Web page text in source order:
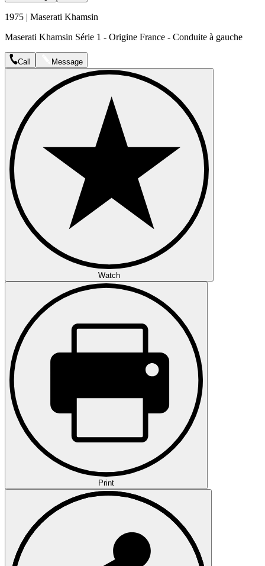
1975 | Maserati Khamsin
Maserati Khamsin Série 1 - Origine France - Conduite à gauche
Call Message
Watch
Print